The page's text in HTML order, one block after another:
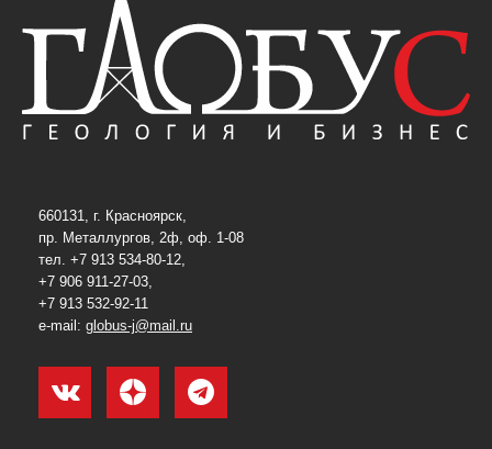
660131, г. Красноярск,
пр. Металлургов, 2ф, оф. 1-08
тел. +7 913 534-80-12,
+7 906 911-27-03,
+7 913 532-92-11
e-mail: globus-j@mail.ru